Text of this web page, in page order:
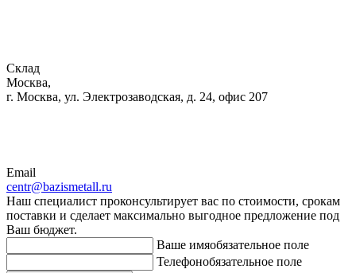
Склад
Москва,
г. Москва, ул. Электрозаводская, д. 24, офис 207
Email
centr@bazismetall.ru
Наш специалист проконсультирует вас по стоимости, срокам
поставки и сделает максимально выгодное предложение под
Ваш бюджет.
Ваше имяобязательное поле
Телефонобязательное поле